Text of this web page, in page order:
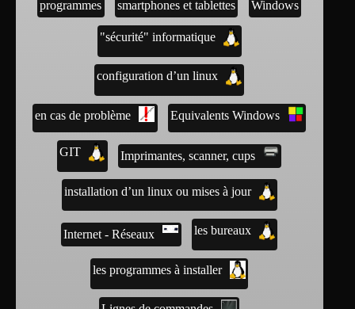
programmes smartphones et tablettes Windows
"sécurité" informatique
configuration d’un linux
en cas de problème Equivalents Windows
GIT Imprimantes, scanner, cups
installation d’un linux ou mises à jour
Internet - Réseaux les bureaux
les programmes à installer